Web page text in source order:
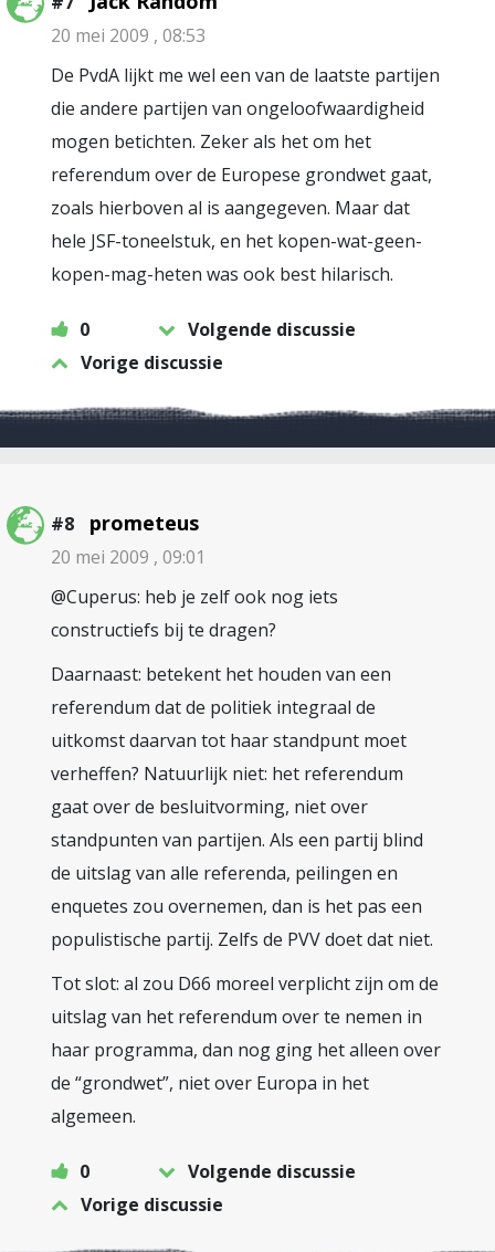
20 mei 2009 , 08:53
De PvdA lijkt me wel een van de laatste partijen
die andere partijen van ongeloofwaardigheid
mogen betichten. Zeker als het om het
referendum over de Europese grondwet gaat,
zoals hierboven al is aangegeven. Maar dat
hele JSF-toneelstuk, en het kopen-wat-geen-
kopen-mag-heten was ook best hilarisch.
0
Volgende discussie
Vorige discussie
#8 prometeus
20 mei 2009 , 09:01
@Cuperus: heb je zelf ook nog iets
constructiefs bij te dragen?
Daarnaast: betekent het houden van een
referendum dat de politiek integraal de
uitkomst daarvan tot haar standpunt moet
verheffen? Natuurlijk niet: het referendum
gaat over de besluitvorming, niet over
standpunten van partijen. Als een partij blind
de uitslag van alle referenda, peilingen en
enquetes zou overnemen, dan is het pas een
populistische partij. Zelfs de PVV doet dat niet.
Tot slot: al zou D66 moreel verplicht zijn om de
uitslag van het referendum over te nemen in
haar programma, dan nog ging het alleen over
de “grondwet”, niet over Europa in het
algemeen.
0
Volgende discussie
Vorige discussie